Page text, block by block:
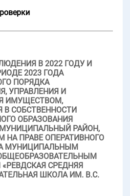
В 2022 ГОДУ И
2023 ГОДА
ПОРЯДКА
УПРАВЛЕНИЯ И
ИМУЩЕСТВОМ,
СОБСТВЕННОСТИ
ОБРАЗОВАНИЯ
РАЙОН,
НА ПРАВЕ ОПЕРАТИВНОГО
МУНИЦИПАЛЬНЫМ
СРЕДНЯЯ
ШКОЛА ИМ. В.С.